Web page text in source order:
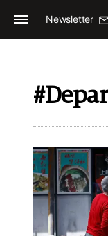
Newsletter